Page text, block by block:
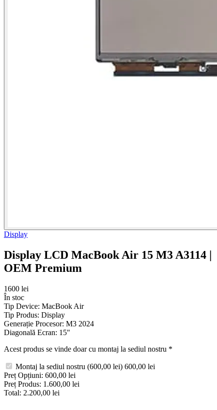
Display
Display LCD MacBook Air 15 M3 A3114 |
OEM Premium
1600 lei
În stoc
Tip Device: MacBook Air
Tip Produs: Display
Generație Procesor: M3 2024
Diagonală Ecran: 15"
Acest produs se vinde doar cu montaj la sediul nostru *
Montaj la sediul nostru (600,00 lei) 600,00 lei
Preț Opțiuni: 600,00 lei
Preț Produs: 1.600,00 lei
Total: 2.200,00 lei